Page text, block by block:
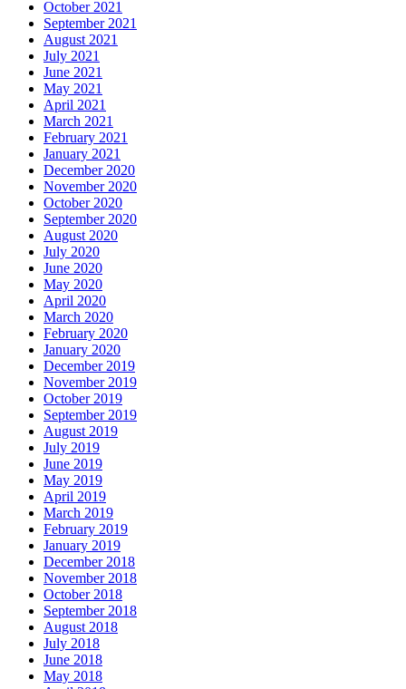
October 2021
September 2021
August 2021
July 2021
June 2021
May 2021
April 2021
March 2021
February 2021
January 2021
December 2020
November 2020
October 2020
September 2020
August 2020
July 2020
June 2020
May 2020
April 2020
March 2020
February 2020
January 2020
December 2019
November 2019
October 2019
September 2019
August 2019
July 2019
June 2019
May 2019
April 2019
March 2019
February 2019
January 2019
December 2018
November 2018
October 2018
September 2018
August 2018
July 2018
June 2018
May 2018